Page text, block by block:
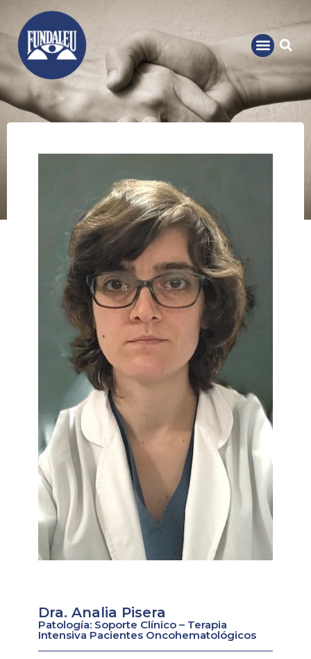
Dra. Analia Pisera
Patología: Soporte Clínico – Terapia
Intensiva Pacientes Oncohematológicos